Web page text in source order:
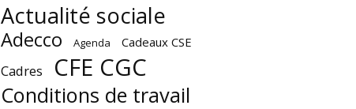
Actualité sociale
Adecco Agenda Cadeaux CSE
Cadres CFE CGC
Conditions de travail